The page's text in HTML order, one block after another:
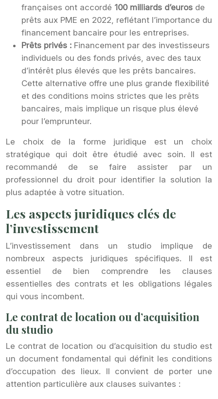
françaises ont accordé 100 milliards d’euros de
prêts aux PME en 2022, reflétant l’importance du
financement bancaire pour les entreprises.
Prêts privés : Financement par des investisseurs
individuels ou des fonds privés, avec des taux
d’intérêt plus élevés que les prêts bancaires.
Cette alternative offre une plus grande flexibilité
et des conditions moins strictes que les prêts
bancaires, mais implique un risque plus élevé
pour l’emprunteur.
Le choix de la forme juridique est un choix
stratégique qui doit être étudié avec soin. Il est
recommandé de se faire assister par un
professionnel du droit pour identifier la solution la
plus adaptée à votre situation.
Les aspects juridiques clés de
l’investissement
L’investissement dans un studio implique de
nombreux aspects juridiques spécifiques. Il est
essentiel de bien comprendre les clauses
essentielles des contrats et les obligations légales
qui vous incombent.
Le contrat de location ou d’acquisition
du studio
Le contrat de location ou d’acquisition du studio est
un document fondamental qui définit les conditions
d’occupation des lieux. Il convient de porter une
attention particulière aux clauses suivantes :